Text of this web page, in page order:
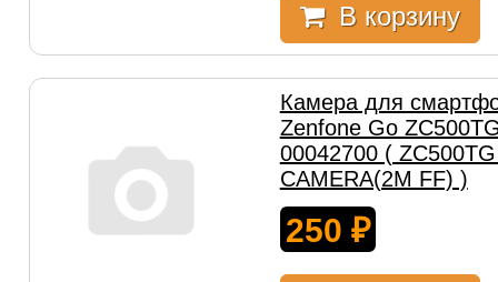
В корзину
Камера для
Zenfone Go
00042700 (
CAMERA(2M FF) )
250 ₽